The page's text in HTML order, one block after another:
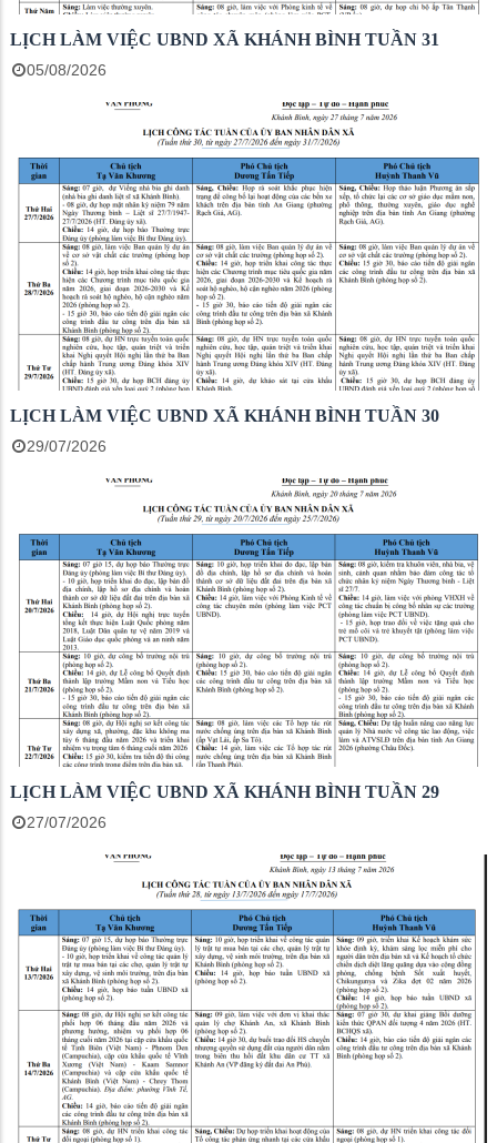
LỊCH LÀM VIỆC UBND XÃ KHÁNH BÌNH TUẦN 31
05/08/2026
LỊCH LÀM VIỆC UBND XÃ KHÁNH BÌNH TUẦN 30
29/07/2026
LỊCH LÀM VIỆC UBND XÃ KHÁNH BÌNH TUẦN 29
27/07/2026